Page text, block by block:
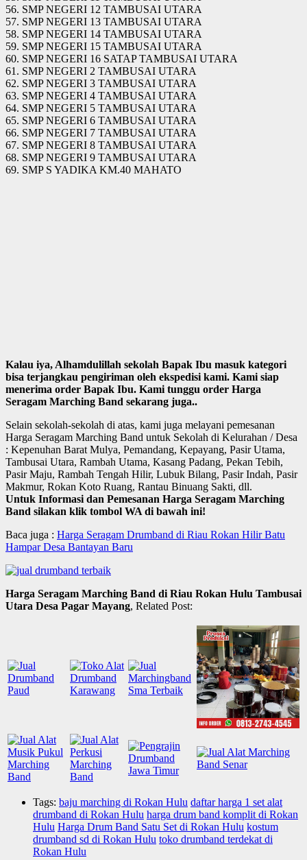
56. SMP NEGERI 12 TAMBUSAI UTARA
57. SMP NEGERI 13 TAMBUSAI UTARA
58. SMP NEGERI 14 TAMBUSAI UTARA
59. SMP NEGERI 15 TAMBUSAI UTARA
60. SMP NEGERI 16 SATAP TAMBUSAI UTARA
61. SMP NEGERI 2 TAMBUSAI UTARA
62. SMP NEGERI 3 TAMBUSAI UTARA
63. SMP NEGERI 4 TAMBUSAI UTARA
64. SMP NEGERI 5 TAMBUSAI UTARA
65. SMP NEGERI 6 TAMBUSAI UTARA
66. SMP NEGERI 7 TAMBUSAI UTARA
67. SMP NEGERI 8 TAMBUSAI UTARA
68. SMP NEGERI 9 TAMBUSAI UTARA
69. SMP S YADIKA KM.40 MAHATO
Kalau iya, Alhamdulillah sekolah Bapak Ibu masuk kategori
bisa terjangkau pengiriman oleh ekspedisi kami. Kami siap
menerima order Bapak Ibu. Kami tunggu order Harga
Seragam Marching Band sekarang juga..
Selain sekolah-sekolah di atas, kami juga melayani pemesanan
Harga Seragam Marching Band untuk Sekolah di Kelurahan / Desa
: Kepenuhan Barat Mulya, Pemandang, Kepayang, Pasir Utama,
Tambusai Utara, Rambah Utama, Kasang Padang, Pekan Tebih,
Pasir Maju, Rambah Tengah Hilir, Lubuk Bilang, Pasir Indah, Pasir
Makmur, Rokan Koto Ruang, Rantau Binuang Sakti, dll.
Untuk Informasi dan Pemesanan Harga Seragam Marching
Band silakan klik tombol WA di bawah ini!
Baca juga : Harga Seragam Drumband di Riau Rokan Hilir Batu
Hampar Desa Bantayan Baru
Harga Seragam Marching Band di Riau Rokan Hulu Tambusai
Utara Desa Pagar Mayang, Related Post:
Tags: baju marching di Rokan Hulu daftar harga 1 set alat
drumband di Rokan Hulu harga drum band komplit di Rokan
Hulu Harga Drum Band Satu Set di Rokan Hulu kostum
drumband sd di Rokan Hulu toko drumband terdekat di
Rokan Hulu